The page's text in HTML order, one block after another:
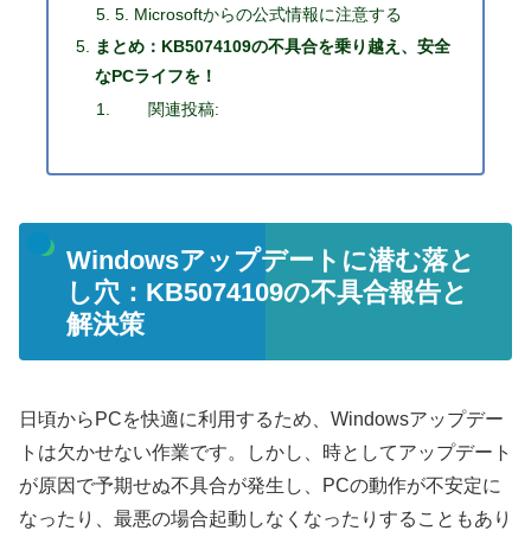
5. Microsoftからの公式情報に注意する
まとめ：KB5074109の不具合を乗り越え、安全
なPCライフを！
関連投稿:
Windowsアップデートに潜む落と
し穴：KB5074109の不具合報告と
解決策
日頃からPCを快適に利用するため、Windowsアップデー
トは欠かせない作業です。しかし、時としてアップデート
が原因で予期せぬ不具合が発生し、PCの動作が不安定に
なったり、最悪の場合起動しなくなったりすることもあり